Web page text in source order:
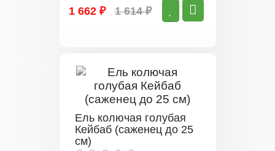
1 662 ₽ 1 614 ₽
Ель колючая голубая
Кейбаб (саженец до 25
см)